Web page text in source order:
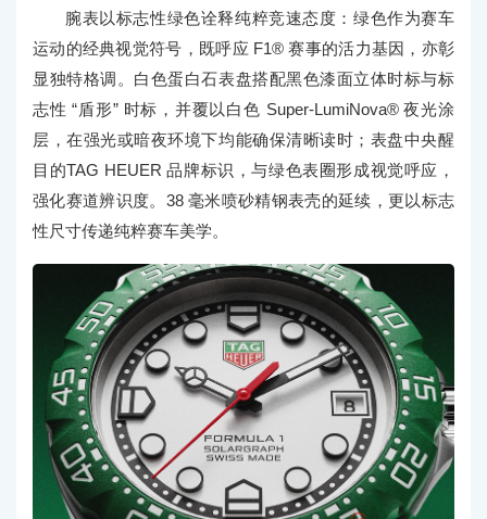
腕表以标志性绿色诠释纯粹竞速态度：绿色作为赛车
运动的经典视觉符号，既呼应 F1® 赛事的活力基因，亦彰
显独特格调。白色蛋白石表盘搭配黑色漆面立体时标与标
志性 “盾形” 时标，并覆以白色 Super-LumiNova® 夜光涂
层，在强光或暗夜环境下均能确保清晰读时；表盘中央醒
目的TAG HEUER 品牌标识，与绿色表圈形成视觉呼应，
强化赛道辨识度。38 毫米喷砂精钢表壳的延续，更以标志
性尺寸传递纯粹赛车美学。